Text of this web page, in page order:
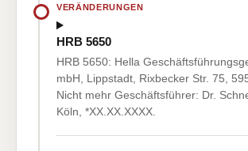
VERÄNDERUNGEN
HRB 5650
HRB 5650: Hella
mbH, Lippstadt, Rixbecker Str. 75,
Nicht mehr Geschäftsführer: Dr.
Köln, *XX.XX.XXXX.